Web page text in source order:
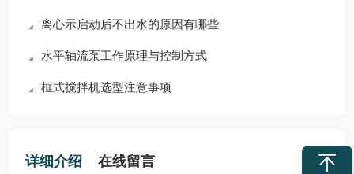
离心示启动后不出水的原因有哪些
水平轴流泵工作原理与控制方式
框式搅拌机选型注意事项
详细介绍 在线留言